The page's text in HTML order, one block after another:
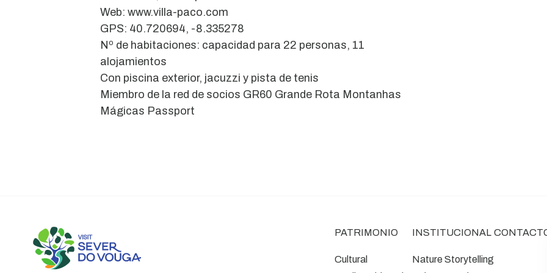
Web: www.villa-paco.com
GPS: 40.720694, -8.335278
Nº de habitaciones: capacidad para 22 personas, 11
alojamientos
Con piscina exterior, jacuzzi y pista de tenis
Miembro de la red de socios GR60 Grande Rota Montanhas
Mágicas Passport
PATRIMONIO
Cultural
INSTITUCIONAL
Nature Storytelling